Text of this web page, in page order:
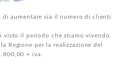
di aumentare sia il numero di clienti
il periodo che stiamo vivendo.
Regione per la realizzazione del
+ iva.